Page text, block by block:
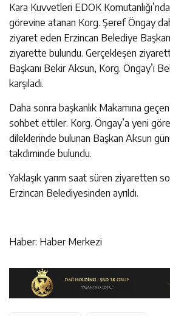
Kara Kuvvetleri EDOK
görevine atanan Korg. Şeref Öngay
ziyaret eden Erzincan Belediye
ziyarette bulundu. Gerçekleşen
Başkanı Bekir Aksun, Korg. Öngay’ı
karşıladı.
Daha sonra başkanlık Makamına
sohbet ettiler. Korg. Öngay’a yeni
dileklerinde bulunan Başkan Aksun
takdiminde bulundu.
Yaklaşık yarım saat süren ziyaretten
Erzincan Belediyesinden ayrıldı.
Haber: Haber Merkezi